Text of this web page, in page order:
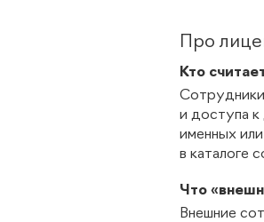
Про
Кто
и доступа к
именных
в каталоге
Что
Внешние